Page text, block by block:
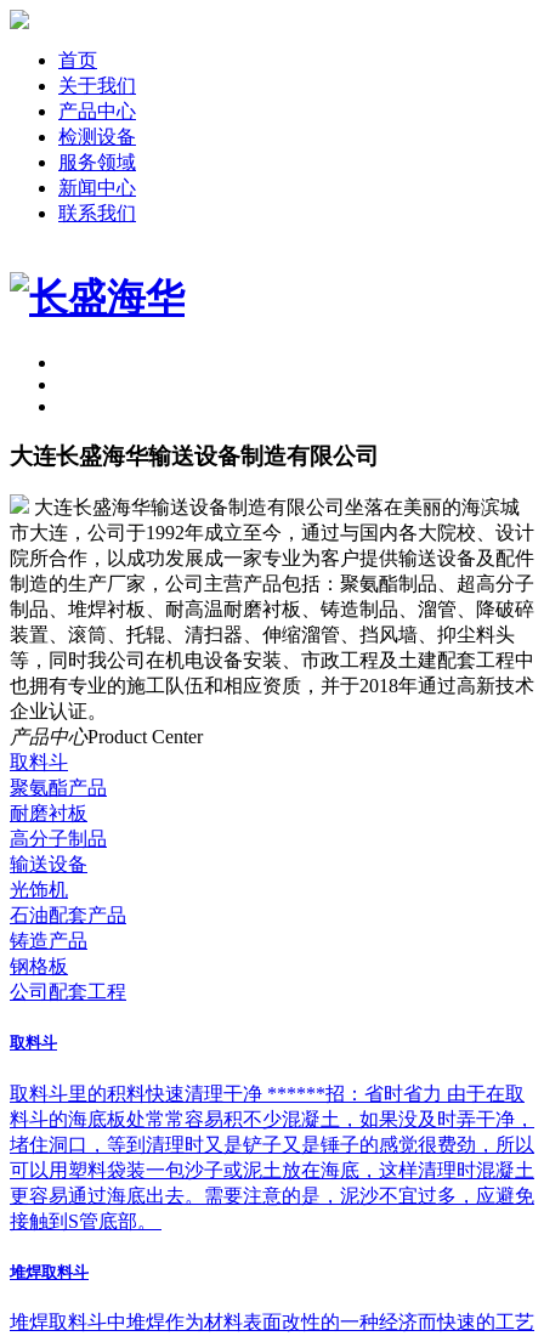
首页
关于我们
产品中心
检测设备
服务领域
新闻中心
联系我们
大连长盛海华输送设备制造有限公司
大连长盛海华输送设备制造有限公司坐落在美丽的海滨城
市大连，公司于1992年成立至今，通过与国内各大院校、设计
院所合作，以成功发展成一家专业为客户提供输送设备及配件
制造的生产厂家，公司主营产品包括：聚氨酯制品、超高分子
制品、堆焊衬板、耐高温耐磨衬板、铸造制品、溜管、降破碎
装置、滚筒、托辊、清扫器、伸缩溜管、挡风墙、抑尘料头
等，同时我公司在机电设备安装、市政工程及土建配套工程中
也拥有专业的施工队伍和相应资质，并于2018年通过高新技术
企业认证。
产品中心Product Center
取料斗
聚氨酯产品
耐磨衬板
高分子制品
输送设备
光饰机
石油配套产品
铸造产品
钢格板
公司配套工程
取料斗
取料斗里的积料快速清理干净 ******招：省时省力 由于在取
料斗的海底板处常常容易积不少混凝土，如果没及时弄干净，
堵住洞口，等到清理时又是铲子又是锤子的感觉很费劲，所以
可以用塑料袋装一包沙子或泥土放在海底，这样清理时混凝土
更容易通过海底出去。需要注意的是，泥沙不宜过多，应避免
接触到S管底部。
堆焊取料斗
堆焊取料斗中堆焊作为材料表面改性的一种经济而快速的工艺